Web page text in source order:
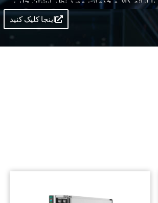
نموده و مشتریان راضی خود را به مشتریانی وفادار تبدیل نماید. به همین منظور پس از ممیزی توسط شرکت MTIC آلمان موفق به کسب تأییدیه استانداردهای ISO10002:2014 ,
دنیا سهمی هرچند کوچک در اعتلای شعار
اینجا کلیک کنید